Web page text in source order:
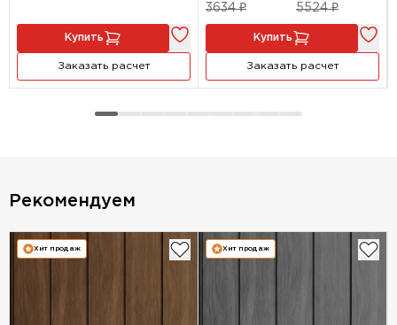
Купить
Заказать расчет
3634 ₽ 5524 ₽
Купить
Заказать расчет
Рекомендуем
Хит продаж Хит продаж